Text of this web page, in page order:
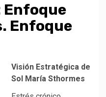
Enfoque
Visión Estratégica de
Sol María Sthormes